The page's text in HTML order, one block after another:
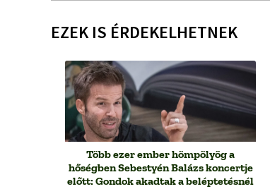
EZEK IS ÉRDEKELHETNEK
Több ezer ember hömpölyög a
hőségben Sebestyén Balázs koncertje
előtt: Gondok akadtak a beléptetésnél